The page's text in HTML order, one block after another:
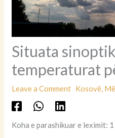
Situata
temperaturat
Leave a Comment Kosovë
Koha e parashikuar e leximit: